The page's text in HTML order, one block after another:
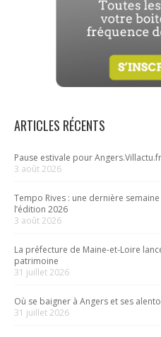
ARTICLES RÉCENTS
Pause estivale pour Angers.Villactu.fr
3 août 2026
Tempo Rives : une dernière
l’édition 2026
3 août 2026
La préfecture de Maine-et-Loire
patrimoine
31 juillet 2026
Où se baigner à Angers et ses
31 juillet 2026